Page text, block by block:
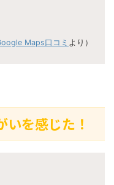
Maps口コミ より）
を感じた！